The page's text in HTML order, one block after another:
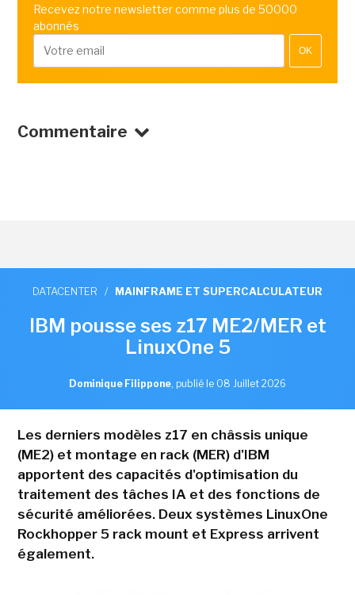
Recevez notre newsletter comme plus de 50000
abonnés
OK
Commentaire
DATACENTER / MAINFRAME ET SUPERCALCULATEUR
IBM pousse ses z17 ME2/MER et
LinuxOne 5
Dominique Filippone, publié le 08 Juillet 2026
Les derniers modèles z17 en châssis unique
(ME2) et montage en rack (MER) d'IBM
apportent des capacités d'optimisation du
traitement des tâches IA et des fonctions de
sécurité améliorées. Deux systèmes LinuxOne
Rockhopper 5 rack mount et Express arrivent
également.